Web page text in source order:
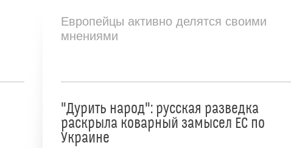
Европейцы активно делятся своими
мнениями
"Дурить народ": русская разведка
раскрыла коварный замысел ЕС по
Украине